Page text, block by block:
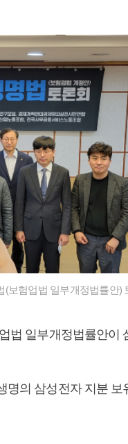
보험업법 일부개정법률안)
법 일부개정법률안이
명의 삼성전자 지분 보